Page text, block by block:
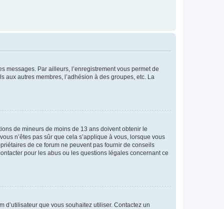
messages. Par ailleurs, l’enregistrement vous permet de
autres membres, l’adhésion à des groupes, etc. La
de mineurs de moins de 13 ans doivent obtenir le
n’êtes pas sûr que cela s’applique à vous, lorsque vous
de ce forum ne peuvent pas fournir de conseils
pour les abus ou les questions légales concernant ce
d’utilisateur que vous souhaitez utiliser. Contactez un